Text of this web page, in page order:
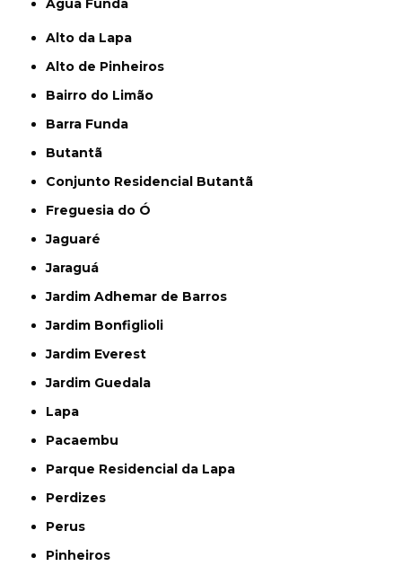
Água Funda
Alto da Lapa
Alto de Pinheiros
Bairro do Limão
Barra Funda
Butantã
Conjunto Residencial Butantã
Freguesia do Ó
Jaguaré
Jaraguá
Jardim Adhemar de Barros
Jardim Bonfiglioli
Jardim Everest
Jardim Guedala
Lapa
Pacaembu
Parque Residencial da Lapa
Perdizes
Perus
Pinheiros